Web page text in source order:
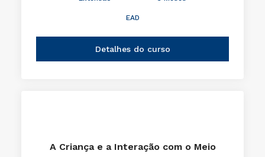
EAD
Detalhes do curso
A Criança e a Interação com o Meio